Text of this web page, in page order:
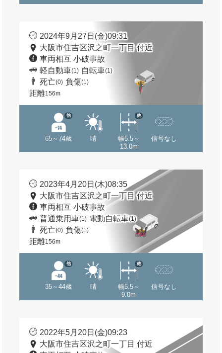
2024年9月27日(金)09:31
大阪市住吉区沢之町一丁目 付近
車両相互 小破事故
軽自動車(1) 自転車(1)
死亡(0) 負傷(1)
距離156m
65～74歳
他
晴
幅5.5～
13.0m
他
信号なし
2023年4月20日(木)08:35
大阪市住吉区沢之町一丁目 付近
車両相互 小破事故
普通乗用車(1) 電動自転車(1)
死亡(0) 負傷(1)
距離156m
35～44歳
他
晴
幅5.5～
9.0m
他
信号なし
2022年5月20日(金)09:23
大阪市住吉区沢之町一丁目 付近